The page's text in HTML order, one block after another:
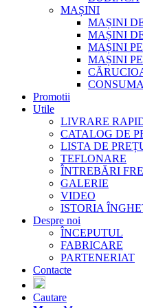
MAȘINI
MAȘINI
MAȘINI
MAȘINI
MAȘINI
Promotii
Utile
LIVRARE
CATALOG DE
LISTA DE
TEFLONARE
ÎNTREBĂRI
GALERIE
VIDEO
ISTORIA
Despre noi
ÎNCEPUTUL
FABRICARE
PARTENERIAT
Contacte
Cautare